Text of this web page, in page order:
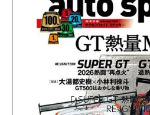
［ SUPER GT 熱闘“